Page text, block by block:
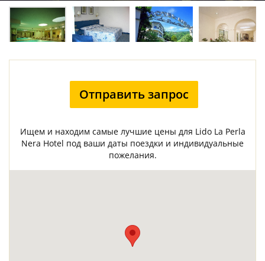
Отправить запрос
Ищем и находим самые лучшие цены для Lido La Perla
Nera Hotel под ваши даты поездки и индивидуальные
пожелания.